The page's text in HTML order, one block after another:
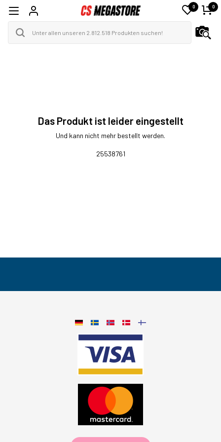
0 0
Das Produkt ist leider eingestellt
Und kann nicht mehr bestellt werden.
25538761